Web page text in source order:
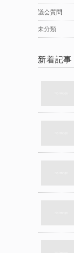
議会質問
未分類
新着記事